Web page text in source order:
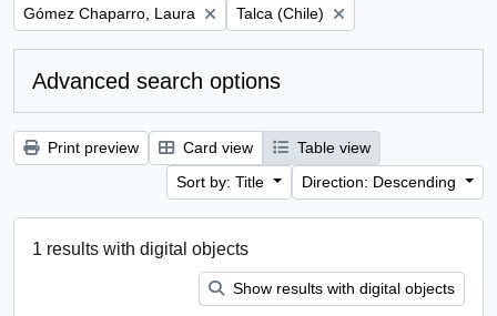
Remove filter:
Gómez Chaparro, Laura Remove filter:
Talca (Chile)
Advanced search options
Print preview Card view
Table view
Sort by: Title
Direction: Descending
1 results with digital objects
Show results with digital objects